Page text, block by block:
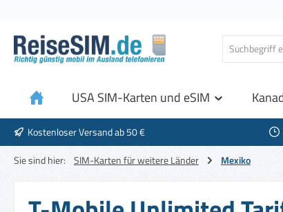
USA SIM-Karten und eSIM
Kostenloser Versand ab 50 €
Sie sind hier:
SIM-Karten für weitere Länder Mexiko